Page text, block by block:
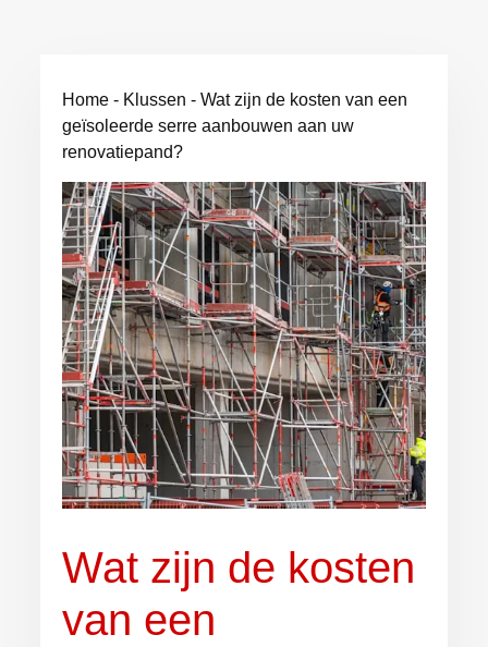
Home - Klussen -Wat zijn de kosten van een
geïsoleerde serre aanbouwen aan uw
renovatiepand?
Wat zijn de kosten
van een